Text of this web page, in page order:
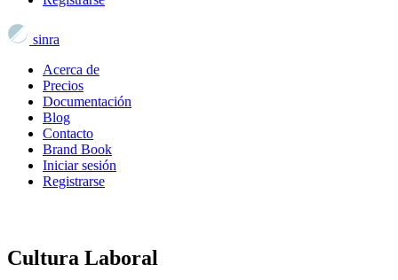
sinra
Acerca de
Precios
Documentación
Blog
Contacto
Brand Book
Iniciar sesión
Registrarse
Cultura Laboral